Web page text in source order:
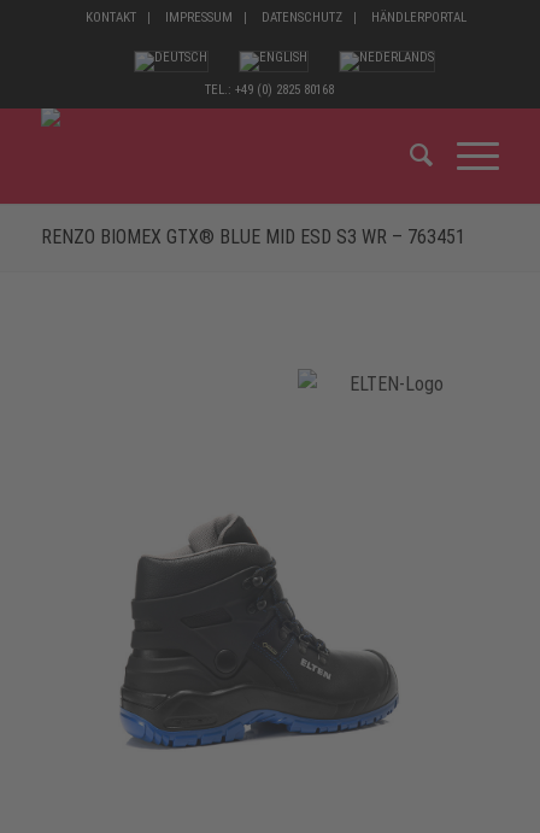
KONTAKT IMPRESSUM DATENSCHUTZ HÄNDLERPORTAL
TEL.: +49 (0) 2825 80168
RENZO BIOMEX GTX® BLUE MID ESD S3 WR – 763451